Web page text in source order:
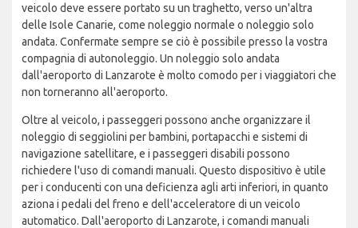
veicolo deve essere portato su un traghetto, verso un'altra
delle Isole Canarie, come noleggio normale o noleggio solo
andata. Confermate sempre se ciò è possibile presso la vostra
compagnia di autonoleggio. Un noleggio solo andata
dall'aeroporto di Lanzarote è molto comodo per i viaggiatori che
non torneranno all'aeroporto.
Oltre al veicolo, i passeggeri possono anche organizzare il
noleggio di seggiolini per bambini, portapacchi e sistemi di
navigazione satellitare, e i passeggeri disabili possono
richiedere l'uso di comandi manuali. Questo dispositivo è utile
per i conducenti con una deficienza agli arti inferiori, in quanto
aziona i pedali del freno e dell'acceleratore di un veicolo
automatico. Dall'aeroporto di Lanzarote, i comandi manuali